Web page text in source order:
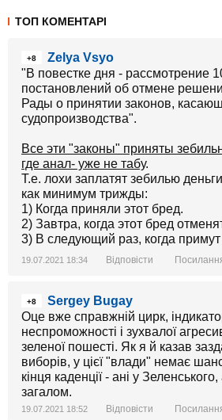
ТОП КОМЕНТАРІ
+8
Zelya Vsyo
"В повестке дня - рассмотрение
постановлений об отмене
Рады о принятии законов,
судопроизводства".
Все эти "законы" приняты
где анал- уже не табу.
Т.е. лохи заплатят зебилью
как минимум трижды:
1) Когда приняли этот бред.
2) Завтра, когда этот бред
3) В следующий раз, когда
19.07.2021 18:34 Відповісти
+8
Sergey Bugay
Оце вже справжній цирк,
неспроможності і зухвалої
зеленої пошесті. Як я й казав
виборів, у цієї "влади" немає
кінця каденції - ані у
загалом.
19.07.2021 18:52 Відповісти